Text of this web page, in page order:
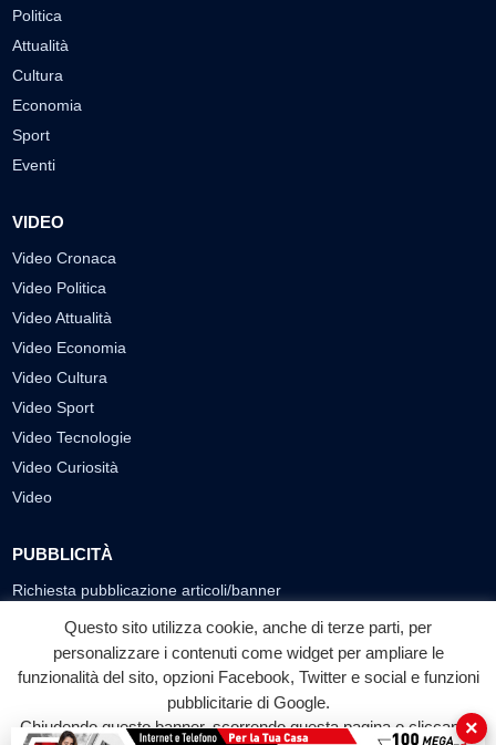
Politica
Attualità
Cultura
Economia
Sport
Eventi
VIDEO
Video Cronaca
Video Politica
Video Attualità
Video Economia
Video Cultura
Video Sport
Video Tecnologie
Video Curiosità
Video
PUBBLICITÀ
Richiesta pubblicazione articoli/banner
SEGUICI SUI SOCIAL
f
Facebook
◎ ▶
YouTube
Questo sito utilizza cookie, anche di terze parti, per
personalizzare i contenuti come widget per ampliare le
funzionalità del sito, opzioni Facebook, Twitter e social e funzioni
pubblicitarie di Google.
Chiudendo questo banner, scorrendo questa pagina o cliccando
×